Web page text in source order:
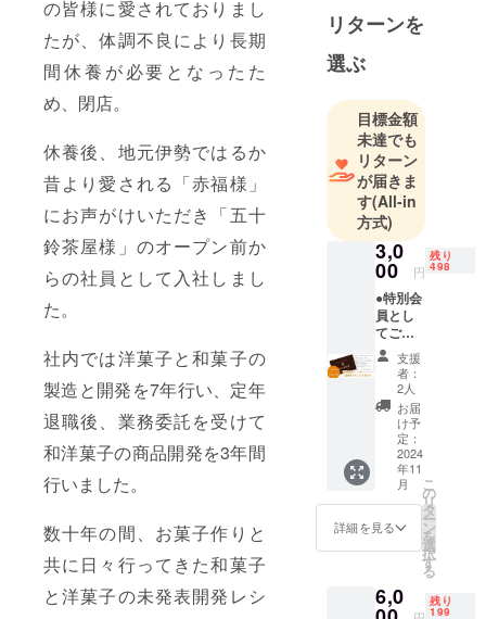
の皆様に愛されておりまし
たが、体調不良により長期
間休養が必要となったた
め、閉店。
休養後、地元伊勢ではるか
昔より愛される「赤福様」
にお声がけいただき「五十
鈴茶屋様」のオープン前か
らの社員として入社しまし
た。
社内では洋菓子と和菓子の
製造と開発を7年行い、定年
退職後、業務委託を受けて
和洋菓子の商品開発を3年間
行いました。
数十年の間、お菓子作りと
共に日々行ってきた和菓子
と洋菓子の未発表開発レシ
和洋菓子の
プロとして
のキャリア
り、数々の
商品の開発
なども行っ
てきまし
た。
2024年5月よ
り、自身の
キャリア全
てを注ぎ込
み、材料コ
ストを考え
ず、手間を
惜しむこと
なく詰め込
んだ、新食
感のグルテ
ンフリー
ロールケー
キ｢伊ロー
お渡しのみ
リターンを
選ぶ
目標金額
未達でも
リターン
が届きま
す(All-in
方式)
3,0
00 円
残り
498
●特別会
員とし
てご購
入の際
5％OFF
させて
いただ
きま
す。 お
礼のお
手紙と
共に特
別会員
カード
をご郵
送させ
だくた
め、お
支援
者：
2人
お届
け予
定：
2024
年11
月
詳細を見る
こ
の
リ
タ
ー
ン
を
選
択
す
る
6,0 残り
199